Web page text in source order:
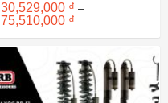
30,529,000 ₫ –
75,510,000 ₫
từ
đến
75,510,000 ₫